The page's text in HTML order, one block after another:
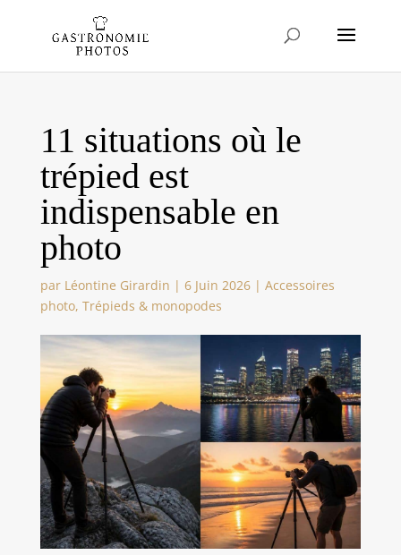
11 situations où le
trépied est
indispensable en
photo
par Léontine Girardin | 6 Juin 2026| Accessoires
photo, Trépieds & monopodes